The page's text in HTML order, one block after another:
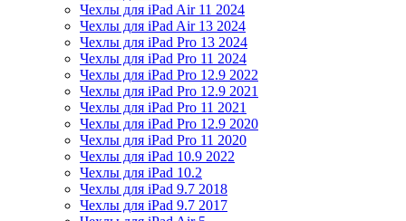
Чехлы для iPad Air 11 2024
Чехлы для iPad Air 13 2024
Чехлы для iPad Pro 13 2024
Чехлы для iPad Pro 11 2024
Чехлы для iPad Pro 12.9 2022
Чехлы для iPad Pro 12.9 2021
Чехлы для iPad Pro 11 2021
Чехлы для iPad Pro 12.9 2020
Чехлы для iPad Pro 11 2020
Чехлы для iPad 10.9 2022
Чехлы для iPad 10.2
Чехлы для iPad 9.7 2018
Чехлы для iPad 9.7 2017